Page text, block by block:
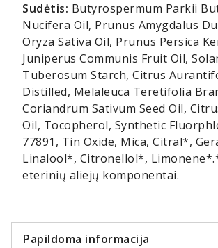
Sudėtis: Butyrospermum Parkii
Nucifera Oil, Prunus Amygdalus
Oryza Sativa Oil, Prunus Persica
Juniperus Communis Fruit Oil,
Tuberosum Starch, Citrus
Distilled, Melaleuca Teretifolia
Coriandrum Sativum Seed Oil,
Oil, Tocopherol, Synthetic
77891, Tin Oxide, Mica, Citral*,
Linalool*, Citronellol*,
eterinių aliejų komponentai.
Papildoma informacija